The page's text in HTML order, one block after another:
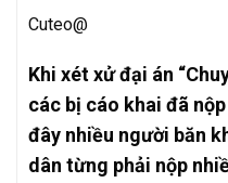
Cuteo@
Khi xét xử đại án
các bị cáo khai đã
đây nhiều người băn
dân từng phải nộp